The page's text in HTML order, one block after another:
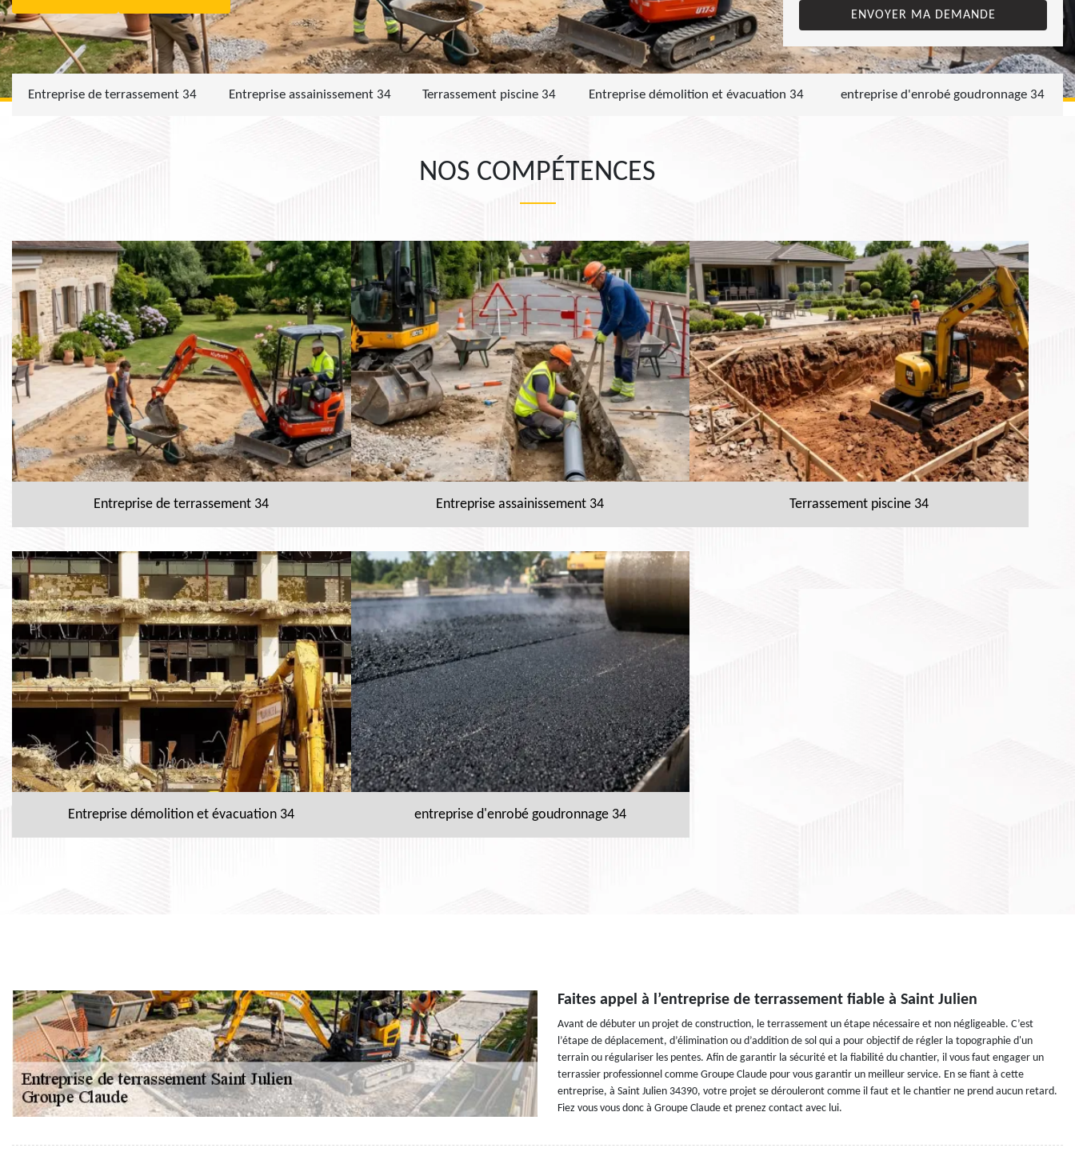
Entreprise de terrassement 34 Entreprise assainissement 34 Terrassement piscine 34 Entreprise démolition et évacuation 34 entreprise d'enrobé goudronnage 34
NOS COMPÉTENCES
Entreprise de terrassement 34 Entreprise assainissement 34 Terrassement piscine 34
Entreprise démolition et évacuation 34 entreprise d'enrobé goudronnage 34
Faites appel à l’entreprise de terrassement fiable à Saint Julien
Avant de débuter un projet de construction, le terrassement un étape nécessaire et non négligeable. C’est
l’étape de déplacement, d’élimination ou d’addition de sol qui a pour objectif de régler la topographie d'un
terrain ou régulariser les pentes. Afin de garantir la sécurité et la fiabilité du chantier, il vous faut engager un
terrassier professionnel comme Groupe Claude pour vous garantir un meilleur service. En se fiant à cette
entreprise, à Saint Julien 34390, votre projet se dérouleront comme il faut et le chantier ne prend aucun retard.
Fiez vous vous donc à Groupe Claude et prenez contact avec lui.